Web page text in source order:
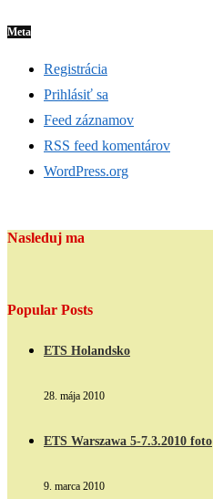
Meta
Registrácia
Prihlásiť sa
Feed záznamov
RSS feed komentárov
WordPress.org
Nasleduj ma
Popular Posts
ETS Holandsko
28. mája 2010
ETS Warszawa 5-7.3.2010 foto
9. marca 2010